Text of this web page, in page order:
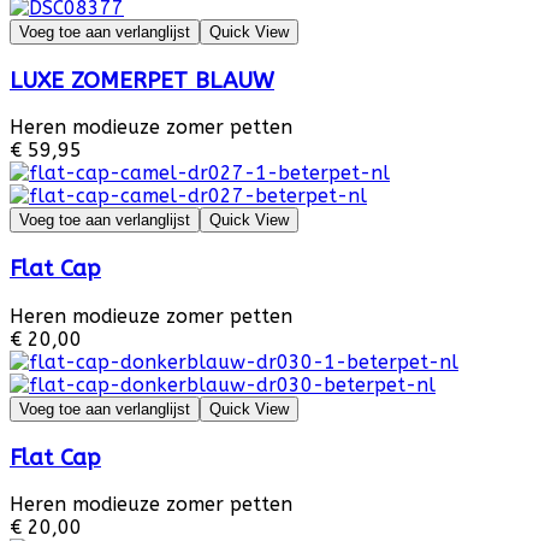
Voeg toe aan verlanglijst Quick View
LUXE ZOMERPET BLAUW
Heren modieuze zomer petten
€ 59,95
Voeg toe aan verlanglijst Quick View
Flat Cap
Heren modieuze zomer petten
€ 20,00
Voeg toe aan verlanglijst Quick View
Flat Cap
Heren modieuze zomer petten
€ 20,00